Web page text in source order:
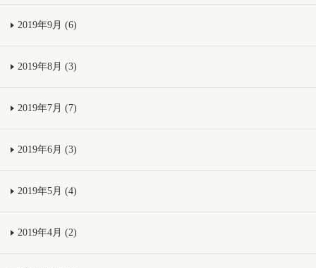
2019年9月 (6)
2019年8月 (3)
2019年7月 (7)
2019年6月 (3)
2019年5月 (4)
2019年4月 (2)